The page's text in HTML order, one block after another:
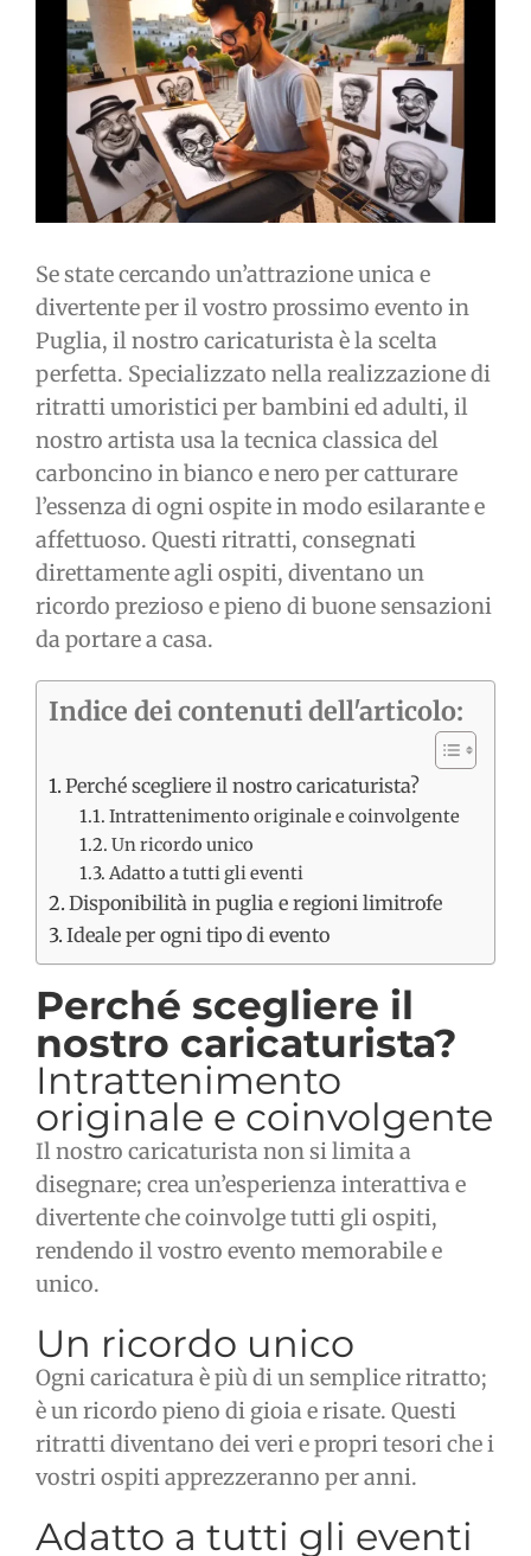
immagine
Se state cercando un’attrazione unica e
divertente per il vostro prossimo evento in
Puglia, il nostro caricaturista è la scelta
perfetta. Specializzato nella realizzazione di
ritratti umoristici per bambini ed adulti, il
nostro artista usa la tecnica classica del
carboncino in bianco e nero per catturare
l’essenza di ogni ospite in modo esilarante e
affettuoso. Questi ritratti, consegnati
direttamente agli ospiti, diventano un
ricordo prezioso e pieno di buone sensazioni
da portare a casa.
Indice dei contenuti dell'articolo:
Perché scegliere il nostro caricaturista?
Intrattenimento originale e coinvolgente
Un ricordo unico
Adatto a tutti gli eventi
Disponibilità in puglia e regioni limitrofe
Ideale per ogni tipo di evento
Perché scegliere il
nostro caricaturista?
Intrattenimento
originale e coinvolgente
Il nostro caricaturista non si limita a
disegnare; crea un’esperienza interattiva e
divertente che coinvolge tutti gli ospiti,
rendendo il vostro evento memorabile e
unico.
Un ricordo unico
Ogni caricatura è più di un semplice ritratto;
è un ricordo pieno di gioia e risate. Questi
ritratti diventano dei veri e propri tesori che i
vostri ospiti apprezzeranno per anni.
Adatto a tutti gli eventi